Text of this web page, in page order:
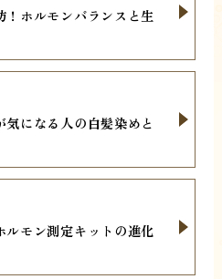
ホルモンバランスと生
になる人の白髪染めと
モン測定キットの進化